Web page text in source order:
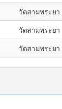
วัดสามพระยา
วัดสามพระยา
วัดสามพระยา